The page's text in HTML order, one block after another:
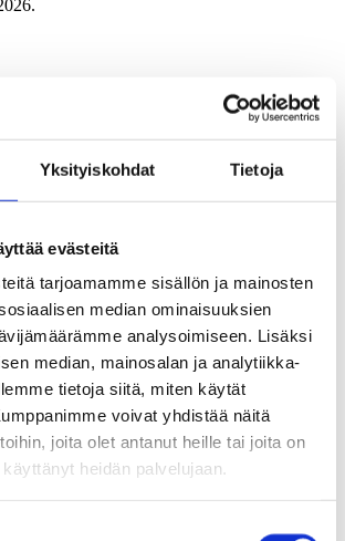
Yksityiskohdat Tietoja
evästeitä
tarjoamamme sisällön ja mainosten
median ominaisuuksien
analysoimiseen. Lisäksi
median, mainosalan ja analytiikka-
tietoja siitä, miten käytät
voivat yhdistää näitä
joita olet antanut heille tai joita on
heidän palvelujaan.
– Valtuustoryhmien ja
hyvinvointialueilla
poliittisen järjestötoiminnan
selkoa hyvinvointialueiden tavasta tukea eri
avustuksia on käytetty ja miten ne
talousjärjestelyjä? Tutkimus tukeutuu
tuottamiin julkisiin asiakirjoihin, kuten
tie kuntiin